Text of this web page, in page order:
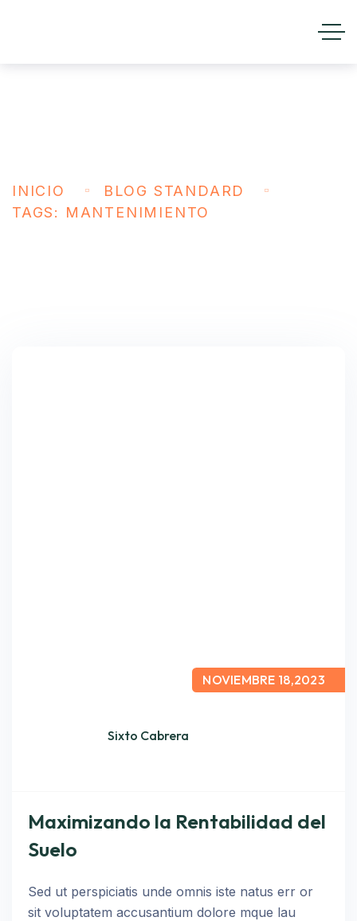
INICIO
BLOG STANDARD
TAGS: MANTENIMIENTO
Sixto Cabrera
NOVIEMBRE 18,2023
Maximizando la Rentabilidad del
Suelo
Sed ut perspiciatis unde omnis iste natus err or
sit voluptatem accusantium dolore mque lau